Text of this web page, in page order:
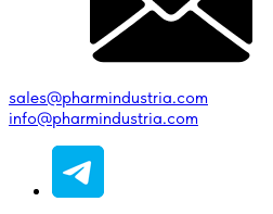
sales@pharmindustria.com
info@pharmindustria.com